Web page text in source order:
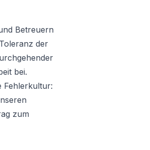
Betreuern
der
bei.
Fehlerkultur:
zum